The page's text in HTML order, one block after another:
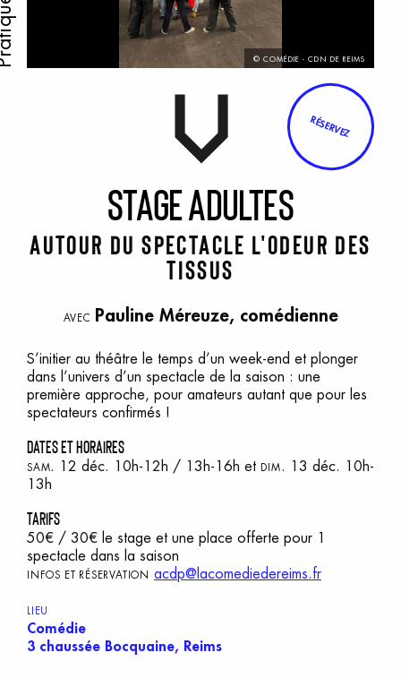
© COMÉDIE - CDN DE REIMS
RÉSERVEZ
Stageadultes
Autour du spectacle L'Odeur des
tissus
AVEC Pauline Méreuze, comédienne
S’initier au théâtre le temps d’un week-end et plonger
dans l’univers d’un spectacle de la saison : une
première approche, pour amateurs autant que pour les
spectateurs confirmés !
dates et horaires
SAM. 12 déc. 10h-12h / 13h-16h et DIM . 13 déc. 10h-
13h
tarifs
50€ / 30€ le stage et une place offerte pour 1
spectacle dans la saison
INFOS ET RÉSERVATION acdp@lacomediedereims.fr
LIEU
Comédie
3 chaussée Bocquaine, Reims